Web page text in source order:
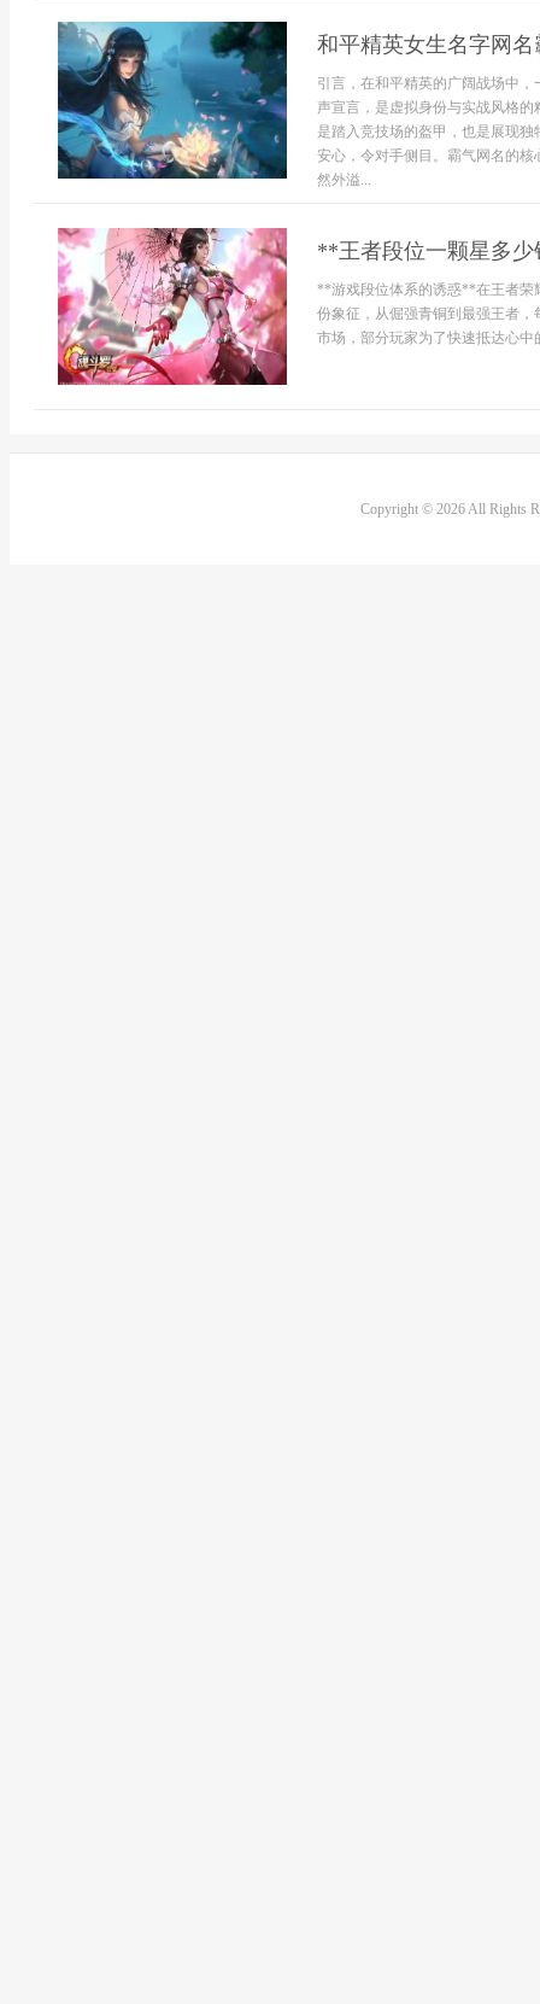
和平精英女生名字网
引言，在和平精英的广阔战场中
声宣言，是虚拟身份与实战风格
是踏入竞技场的盔甲，也是展现
安心，令对手侧目。霸气网名的
然外溢...
**王者段位一颗星多
**游戏段位体系的诱惑**在王者荣
份象征，从倔强青铜到最强王者
市场，部分玩家为了快速抵达心中
Copyright © 2026 All Rights